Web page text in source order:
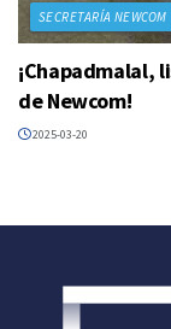
SECRETARÍA NEWCOM
¡Chapadmalal,
de Newcom!
2025-03-20